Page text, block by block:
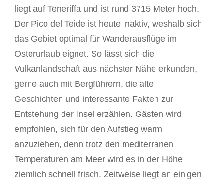
liegt auf Teneriffa und ist rund 3715 Meter hoch.
Der Pico del Teide ist heute inaktiv, weshalb sich
das Gebiet optimal für Wanderausflüge im
Osterurlaub eignet. So lässt sich die
Vulkanlandschaft aus nächster Nähe erkunden,
gerne auch mit Bergführern, die alte
Geschichten und interessante Fakten zur
Entstehung der Insel erzählen. Gästen wird
empfohlen, sich für den Aufstieg warm
anzuziehen, denn trotz den mediterranen
Temperaturen am Meer wird es in der Höhe
ziemlich schnell frisch. Zeitweise liegt an einigen